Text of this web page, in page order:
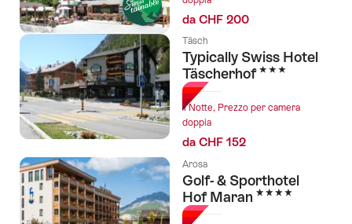
da CHF 200
Täsch
Typically Swiss Hotel
Täscherhof 3 Stelle
1 Notte, Prezzo per camera
doppia
da CHF 152
Arosa
Golf- & Sporthotel
Hof Maran 4 Stelle